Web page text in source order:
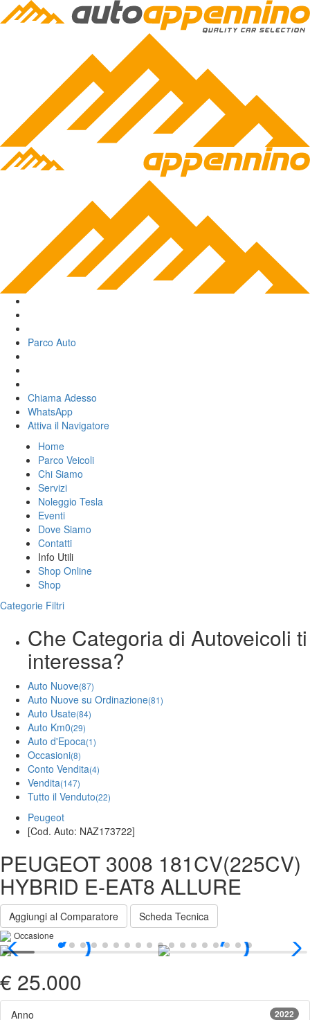
Parco Auto
Chiama Adesso
WhatsApp
Attiva il Navigatore
Home
Parco Veicoli
Chi Siamo
Servizi
Noleggio Tesla
Eventi
Dove Siamo
Contatti
Info Utili
Shop Online
Shop
Categorie Filtri
Che Categoria di Autoveicoli ti
interessa?
Auto Nuove(87)
Auto Nuove su Ordinazione(81)
Auto Usate(84)
Auto Km0(29)
Auto d'Epoca(1)
Occasioni(8)
Conto Vendita(4)
Vendita(147)
Tutto il Venduto(22)
Peugeot
[Cod. Auto: NAZ173722]
PEUGEOT 3008 181CV(225CV)
HYBRID E-EAT8 ALLURE
Aggiungi al Comparatore Scheda Tecnica
Occasione
€ 25.000
2022
Anno